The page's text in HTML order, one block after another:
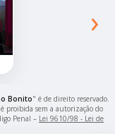
›
Bonito" é de direito reservado.
proibida sem a autorização do
Penal – Lei 9610/98 - Lei de